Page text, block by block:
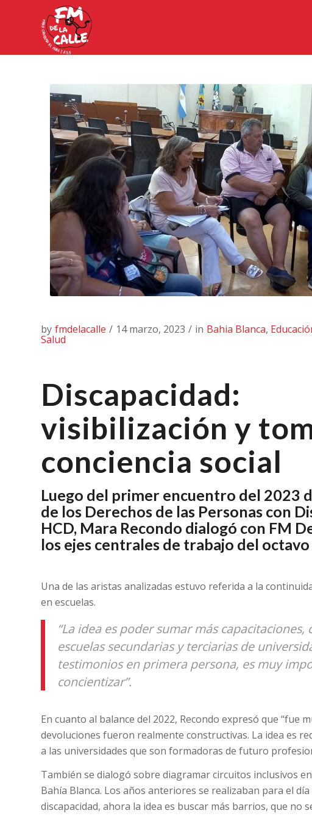
by fmdelacalle / 14 marzo, 2023 / in Bahia Blanca,
Salud
Discapacidad:
visibilización y
conciencia social
Luego del primer encuentro del 2023
de los Derechos de las Personas con
HCD, Mara Recondo dialogó con FM
los ejes centrales de trabajo del
Una de las aristas analizadas estuvo referida a la
en escuelas.
“La idea es poder sumar más capacitaciones,
escuelas secundarias y terciarias de
testimonios en primera persona, es muy
concientizar”.
En cuanto al balance del 2022, Recondo expresó que “fue
devoluciones fueron realmente constructivas. La idea es
a las universidades que son formadoras de futuro
También se dialogó sobre diagramar circuitos inclusivos
Bahía Blanca. Los años anteriores se realizaban para el
discapacidad, ahora la idea es buscar más barrios, que no